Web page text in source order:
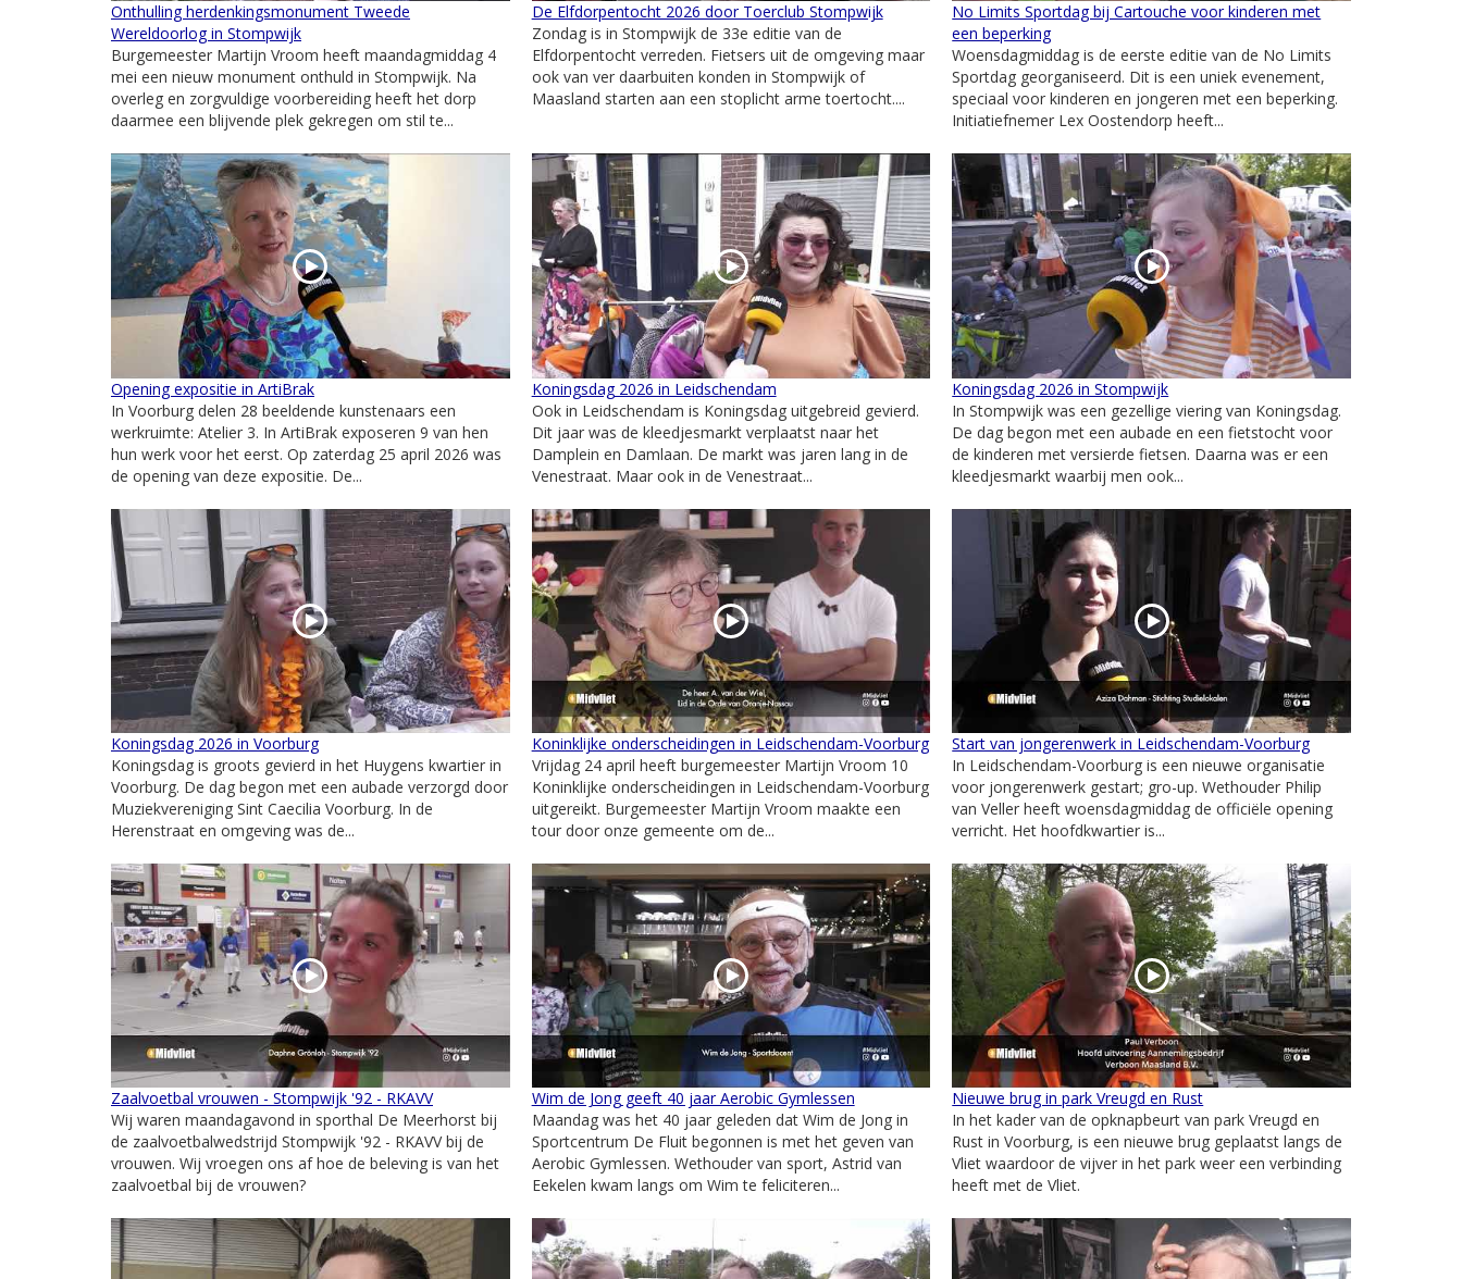
Onthulling herdenkingsmonument Tweede
Wereldoorlog in Stompwijk
Burgemeester Martijn Vroom heeft maandagmiddag 4
mei een nieuw monument onthuld in Stompwijk. Na
overleg en zorgvuldige voorbereiding heeft het dorp
daarmee een blijvende plek gekregen om stil te...
De Elfdorpentocht 2026 door Toerclub Stompwijk
Zondag is in Stompwijk de 33e editie van de
Elfdorpentocht verreden. Fietsers uit de omgeving maar
ook van ver daarbuiten konden in Stompwijk of
Maasland starten aan een stoplicht arme toertocht....
No Limits Sportdag bij Cartouche voor kinderen met
een beperking
Woensdagmiddag is de eerste editie van de No Limits
Sportdag georganiseerd. Dit is een uniek evenement,
speciaal voor kinderen en jongeren met een beperking.
Initiatiefnemer Lex Oostendorp heeft...
Opening expositie in ArtiBrak
In Voorburg delen 28 beeldende kunstenaars een
werkruimte: Atelier 3. In ArtiBrak exposeren 9 van hen
hun werk voor het eerst. Op zaterdag 25 april 2026 was
de opening van deze expositie. De...
Koningsdag 2026 in Leidschendam
Ook in Leidschendam is Koningsdag uitgebreid gevierd.
Dit jaar was de kleedjesmarkt verplaatst naar het
Damplein en Damlaan. De markt was jaren lang in de
Venestraat. Maar ook in de Venestraat...
Koningsdag 2026 in Stompwijk
In Stompwijk was een gezellige viering van Koningsdag.
De dag begon met een aubade en een fietstocht voor
de kinderen met versierde fietsen. Daarna was er een
kleedjesmarkt waarbij men ook...
Koningsdag 2026 in Voorburg
Koningsdag is groots gevierd in het Huygens kwartier in
Voorburg. De dag begon met een aubade verzorgd door
Muziekvereniging Sint Caecilia Voorburg. In de
Herenstraat en omgeving was de...
Koninklijke onderscheidingen in Leidschendam-Voorburg
Vrijdag 24 april heeft burgemeester Martijn Vroom 10
Koninklijke onderscheidingen in Leidschendam-Voorburg
uitgereikt. Burgemeester Martijn Vroom maakte een
tour door onze gemeente om de...
Start van jongerenwerk in Leidschendam-Voorburg
In Leidschendam-Voorburg is een nieuwe organisatie
voor jongerenwerk gestart; gro-up. Wethouder Philip
van Veller heeft woensdagmiddag de officiële opening
verricht. Het hoofdkwartier is...
Zaalvoetbal vrouwen - Stompwijk '92 - RKAVV
Wij waren maandagavond in sporthal De Meerhorst bij
de zaalvoetbalwedstrijd Stompwijk '92 - RKAVV bij de
vrouwen. Wij vroegen ons af hoe de beleving is van het
zaalvoetbal bij de vrouwen?
Wim de Jong geeft 40 jaar Aerobic Gymlessen
Maandag was het 40 jaar geleden dat Wim de Jong in
Sportcentrum De Fluit begonnen is met het geven van
Aerobic Gymlessen. Wethouder van sport, Astrid van
Eekelen kwam langs om Wim te feliciteren...
Nieuwe brug in park Vreugd en Rust
In het kader van de opknapbeurt van park Vreugd en
Rust in Voorburg, is een nieuwe brug geplaatst langs de
Vliet waardoor de vijver in het park weer een verbinding
heeft met de Vliet.